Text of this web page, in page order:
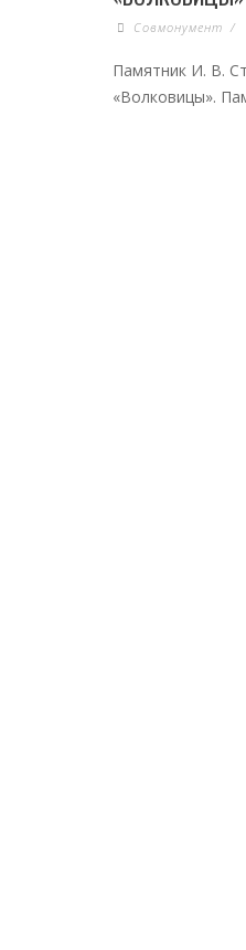
Совмонумент /
Памятник И. В.
«Волковицы».